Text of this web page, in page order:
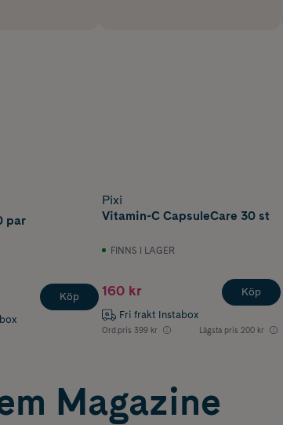
par
Köp
Pixi
Vitamin-C CapsuleCare 30 st
FINNS I LAGER
160 kr
Fri frakt Instabox
Ord.pris 399 kr Lägsta pris 200 kr
Köp
Magazine